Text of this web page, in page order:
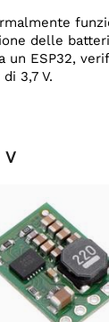
delle
un ESP32,
3,7 V.
V